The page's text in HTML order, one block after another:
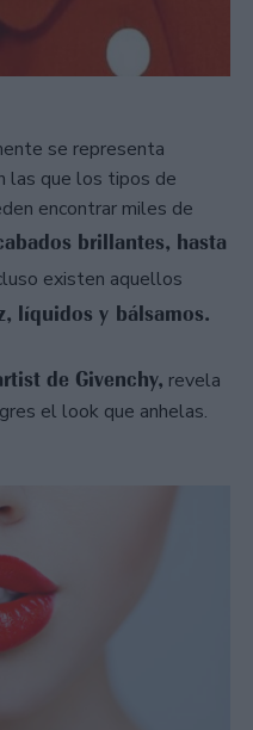
se representa
las que los tipos de
encontrar miles de
brillantes, hasta
existen aquellos
líquidos y bálsamos.
de Givenchy, revela
el look que anhelas.